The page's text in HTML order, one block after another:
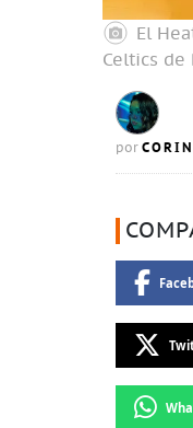
El
Celtics de
por